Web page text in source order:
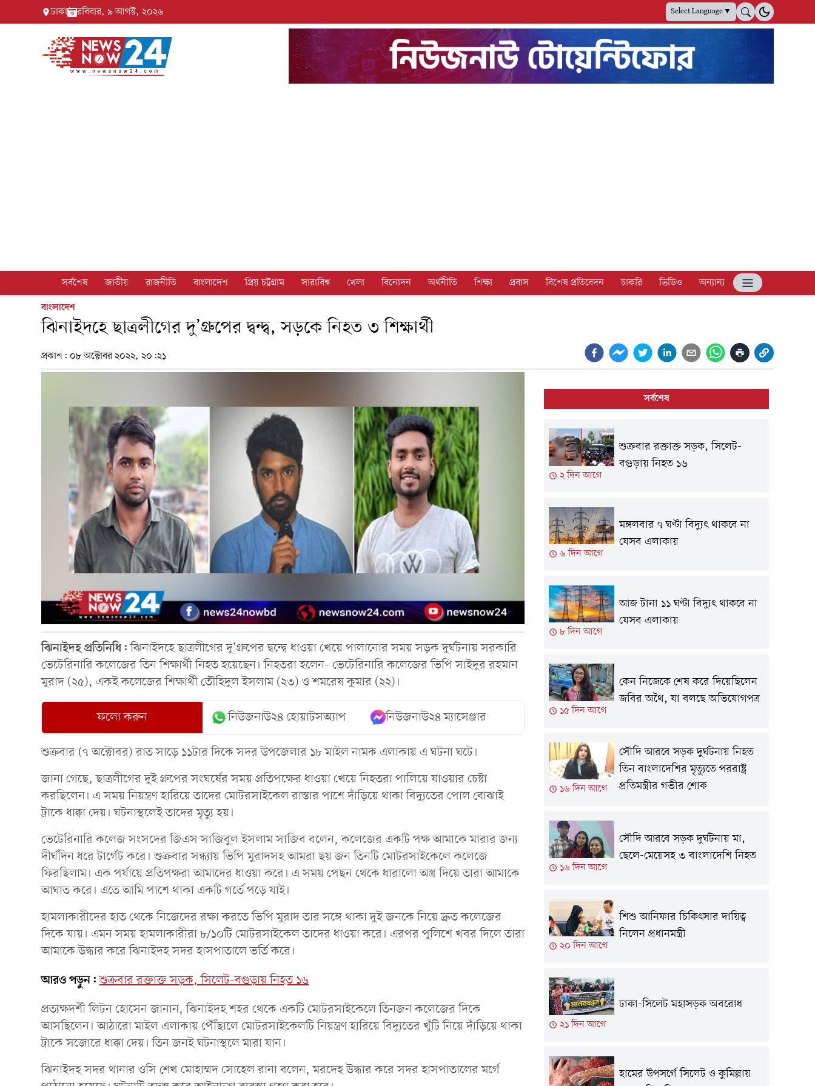
ঢাকা রবিবার, ৯ আগস্ট, ২০২৬ Select Language▼
সর্বশেষ জাতীয় রাজনীতি বাংলাদেশ প্রিয় চট্টগ্রাম সারাবিশ্ব খেলা বিনোদন অর্থনীতি শিক্ষা প্রবাস বিশেষ প্রতিবেদন চাকরি ভিডিও
অন্যান্য
বাংলাদেশ
ঝিনাইদহে ছাত্রলীগের দু’গ্রুপের দ্বন্দ্ব, সড়কে নিহত ৩ শিক্ষার্থী
প্রকাশ: ০৮ অক্টোবর ২০২২, ২০:২১
ঝিনাইদহ প্রতিনিধি:ঝিনাইদহে ছাত্রলীগের দু’গ্রুপের দ্বন্দ্বে ধাওয়া খেয়ে পালানোর সময় সড়ক দুর্ঘটনায় সরকারি
ভেটেরিনারি কলেজের তিন শিক্ষার্থী নিহত হয়েছেন। নিহতরা হলেন- ভেটেরিনারি কলেজের ভিপি সাইদুর রহমান
মুরাদ (২৫), একই কলেজের শিক্ষার্থী তৌহিদুল ইসলাম (২৩) ও শমরেষ কুমার (২২)।
ফলো করুন নিউজনাউ২৪ হোয়াটসঅ্যাপ নিউজনাউ২৪ ম্যাসেঞ্জার
শুক্রবার (৭ অক্টোবর) রাত সাড়ে ১১টার দিকে সদর উপজেলার ১৮ মাইল নামক এলাকায় এ ঘটনা ঘটে।
জানা গেছে, ছাত্রলীগের দুই গ্রুপের সংঘর্ষের সময় প্রতিপক্ষের ধাওয়া খেয়ে নিহতরা পালিয়ে যাওয়ার চেষ্টা
করছিলেন। এ সময় নিয়ন্ত্রণ হারিয়ে তাদের মোটরসাইকেল রাস্তার পাশে দাঁড়িয়ে থাকা বিদ্যুতের পোল বোঝাই
ট্রাকে ধাক্কা দেয়। ঘটনাস্থলেই তাদের মৃত্যু হয়।
ভেটেরিনারি কলেজ সংসদের জিএস সাজিবুল ইসলাম সাজিব বলেন, কলেজের একটি পক্ষ আমাকে মারার জন্য
দীর্ঘদিন ধরে টার্গেট করে। শুক্রবার সন্ধ্যায় ভিপি মুরাদসহ আমরা ছয় জন তিনটি মোটরসাইকেলে কলেজে
ফিরছিলাম। এক পর্যায়ে প্রতিপক্ষরা আমাদের ধাওয়া করে। এ সময় পেছন থেকে ধারালো অস্ত্র দিয়ে তারা আমাকে
আঘাত করে। এতে আমি পাশে থাকা একটি গর্তে পড়ে যাই।
হামলাকারীদের হাত থেকে নিজেদের রক্ষা করতে ভিপি মুরাদ তার সঙ্গে থাকা দুই জনকে নিয়ে দ্রুত কলেজের
দিকে যায়। এমন সময় হামলাকারীরা ৮/১০টি মোটরসাইকেল তাদের ধাওয়া করে। এরপর পুলিশে খবর দিলে তারা
আমাকে উদ্ধার করে ঝিনাইদহ সদর হাসপাতালে ভর্তি করে।
আরও পড়ুন: শুক্রবার রক্তাক্ত সড়ক, সিলেট-বগুড়ায় নিহত ১৬
প্রত্যক্ষদর্শী লিটন হোসেন জানান, ঝিনাইদহ শহর থেকে একটি মোটরসাইকেলে তিনজন কলেজের দিকে
আসছিলেন। আঠারো মাইল এলাকায় পৌঁছালে মোটরসাইকেলটি নিয়ন্ত্রণ হারিয়ে বিদ্যুতের খুঁটি নিয়ে দাঁড়িয়ে থাকা
ট্রাকে সজোরে ধাক্কা দেয়। তিন জনই ঘটনাস্থলে মারা যান।
ঝিনাইদহ সদর থানার ওসি শেখ মোহাম্মদ সোহেল রানা বলেন, মরদেহ উদ্ধার করে সদর হাসপাতালের মর্গে
সর্বশেষ
২ দিন আগে
শুক্রবার রক্তাক্ত সড়ক, সিলেট-
বগুড়ায় নিহত ১৬
৬ দিন আগে
মঙ্গলবার ৭ ঘণ্টা বিদ্যুৎ থাকবে না
যেসব এলাকায়
৮ দিন আগে
আজ টানা ১১ ঘণ্টা বিদ্যুৎ থাকবে না
যেসব এলাকায়
১৫ দিন আগে
কেন নিজেকে শেষ করে দিয়েছিলেন
জবির অথৈ, যা বলছে অভিযোগপত্র
১৬ দিন আগে
সৌদি আরবে সড়ক দুর্ঘটনায় নিহত
তিন বাংলাদেশির মৃত্যুতে পররাষ্ট্র
প্রতিমন্ত্রীর গভীর শোক
১৬ দিন আগে
সৌদি আরবে সড়ক দুর্ঘটনায় মা,
ছেলে-মেয়েসহ ৩ বাংলাদেশি নিহত
২০ দিন আগে
শিশু আনিফার চিকিৎসার দায়িত্ব
নিলেন প্রধানমন্ত্রী
২১ দিন আগে
ঢাকা-সিলেট মহাসড়ক অবরোধ
হামের উপসর্গে সিলেট ও কুমিল্লায়